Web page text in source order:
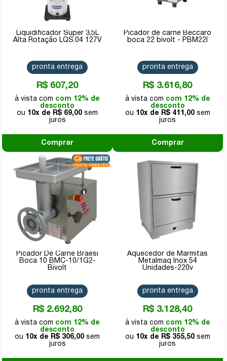
Liquidificador Super 3,5L
Alta Rotação LQS.04 127V
R$ 607,20
com 12% de
desconto
10x de
R$ 69,00
pronta entrega
Comprar
Picador de carne Beccaro
boca 22 bivolt - PBM22I
R$ 3.616,80
com 12% de
desconto
10x de
R$ 411,00
pronta entrega
Comprar
Picador De Carne Braesi
Boca 10 BMC-10/1G2-
Bivolt
R$ 2.692,80
com 12% de
desconto
10x de
R$ 306,00
pronta entrega
Aquecedor de Marmitas
Metalmaq Inox 54
Unidades-220v
R$ 3.128,40
com 12% de
desconto
10x de
R$ 355,50
pronta entrega